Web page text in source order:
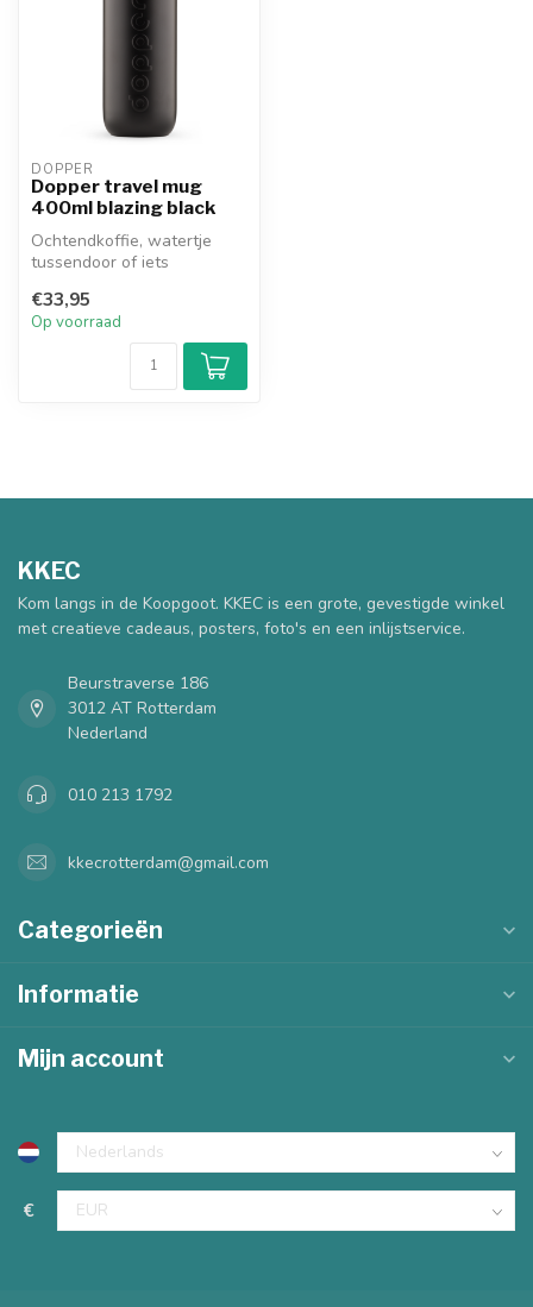
DOPPER
Dopper travel mug
400ml blazing black
Ochtendkoffie, watertje
tussendoor of iets
De Travel M...
€33,95
Op voorraad
KKEC
Kom langs in de Koopgoot. KKEC is een grote, gevestigde winkel
met creatieve cadeaus, posters, foto's en een inlijstservice.
Beurstraverse 186
3012 AT Rotterdam
Nederland
010 213 1792
kkecrotterdam@gmail.com
Categorieën
Informatie
Mijn account
€